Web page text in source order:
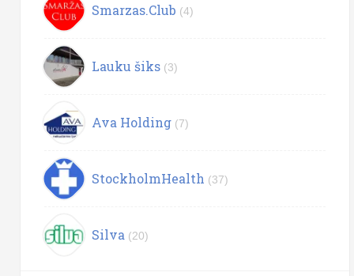
Smarzas.Club (4)
Lauku šiks (3)
Ava Holding (7)
StockholmHealth (37)
Silva (20)